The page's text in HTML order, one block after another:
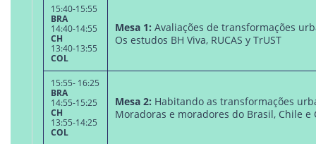
15:40-15:55
BRA
14:40-14:55
CH
13:40-13:55
COL
Mesa 1: Avaliações de transformações
Os estudos BH Viva, RUCAS y TrUST
15:55- 16:25
BRA
14:55-15:25
CH
13:55-14:25
COL
Mesa 2: Habitando as transformações
Moradoras e moradores do Brasil, Chile e